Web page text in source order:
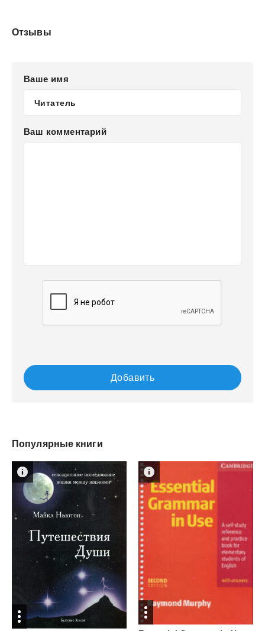
Отзывы
Ваше имя
Ваш комментарий
Добавить
Популярные книги